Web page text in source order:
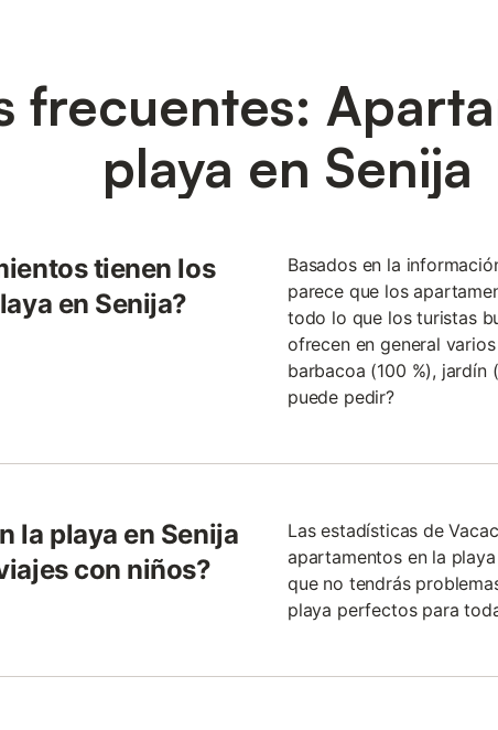
frecuentes:
playa en Senija
tienen los
en Senija?
Basados en la
parece que los
todo lo que los turistas
ofrecen en general
barbacoa (100 %), jardín
puede pedir?
la playa en Senija
con niños?
Las estadísticas de
apartamentos en la
que no tendrás
playa perfectos para